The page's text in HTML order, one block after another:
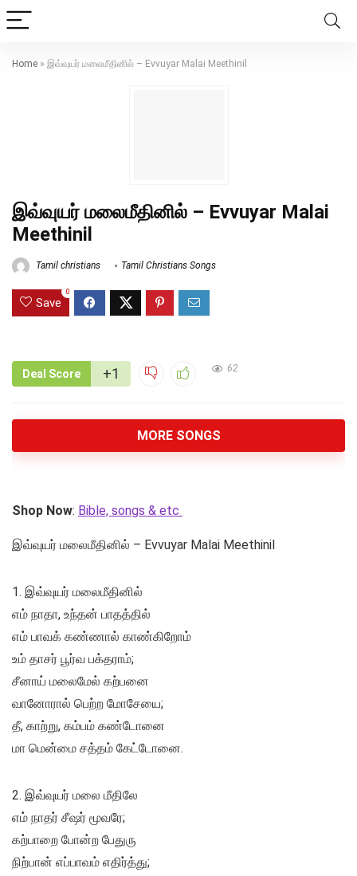
Home » இவ்வுயர் மலைமீதினில் – Evvuyar Malai Meethinil
இவ்வுயர் மலைமீதினில் – Evvuyar Malai
Meethinil
Tamil christians Tamil Christians Songs
Save
0
Deal Score +1 62
MORE SONGS
Shop Now: Bible, songs & etc
இவ்வுயர் மலைமீதினில் – Evvuyar Malai Meethinil
1. இவ்வுயர் மலைமீதினில்
எம் நாதா, உந்தன் பாதத்தில்
எம் பாவக் கண்ணால் காண்கிறோம்
உம் தாசர் பூர்வ பக்தராம்;
சீனாய் மலைமேல் கற்பனை
வானோரால் பெற்ற மோசேயை;
தீ, காற்று, கம்பம் கண்டோனை
மா மென்மை சத்தம் கேட்டோனை.
2. இவ்வுயர் மலை மீதிலே
எம் நாதர் சீஷர் மூவரே;
கற்பாறை போன்ற பேதுரு
நிற்பான் எப்பாவம் எதிர்த்து;